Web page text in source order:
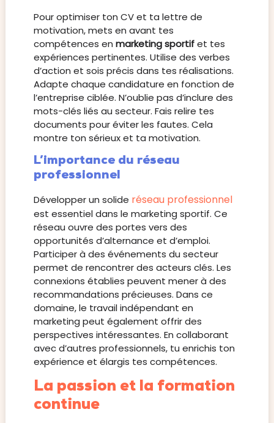
Pour optimiser ton CV et ta lettre de
motivation, mets en avant tes
compétences en marketing sportifet tes
expériences pertinentes. Utilise des verbes
d’action et sois précis dans tes réalisations.
Adapte chaque candidature en fonction de
l’entreprise ciblée. N’oublie pas d’inclure des
mots-clés liés au secteur. Fais relire tes
documents pour éviter les fautes. Cela
montre ton sérieux et ta motivation.
L’importance du réseau
professionnel
Développer un solide réseau professionnel
est essentiel dans le marketing sportif. Ce
réseau ouvre des portes vers des
opportunités d’alternance et d’emploi.
Participer à des événements du secteur
permet de rencontrer des acteurs clés. Les
connexions établies peuvent mener à des
recommandations précieuses. Dans ce
domaine, le travail indépendant en
marketing peut également offrir des
perspectives intéressantes. En collaborant
avec d’autres professionnels, tu enrichis ton
expérience et élargis tes compétences.
La passion et la formation
continue